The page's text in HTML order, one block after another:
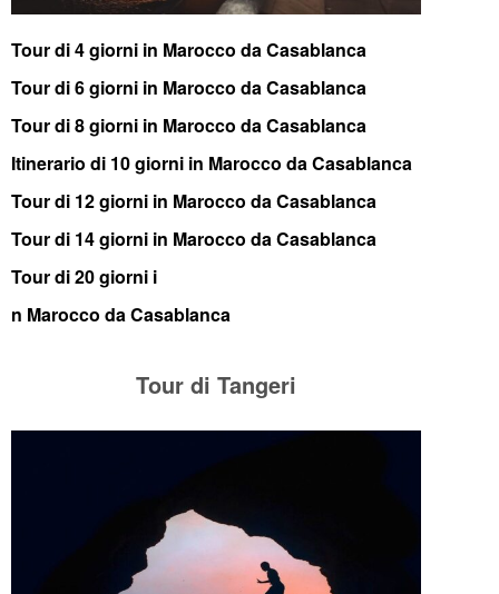
Tour di 4 giorni in Marocco da Casablanca
Tour di 6 giorni in Marocco da Casablanca
Tour di 8 giorni in Marocco da Casablanca
Itinerario di 10 giorni in Marocco da Casablanca
Tour di 12 giorni in Marocco da Casablanca
Tour di 14 giorni in Marocco da Casablanca
Tour di 20 giorni i
n Marocco da Casablanca
Tour di Tangeri